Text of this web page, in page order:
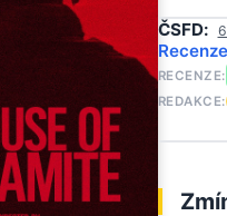
ČSFD:
RECENZE:
REDAKCE: